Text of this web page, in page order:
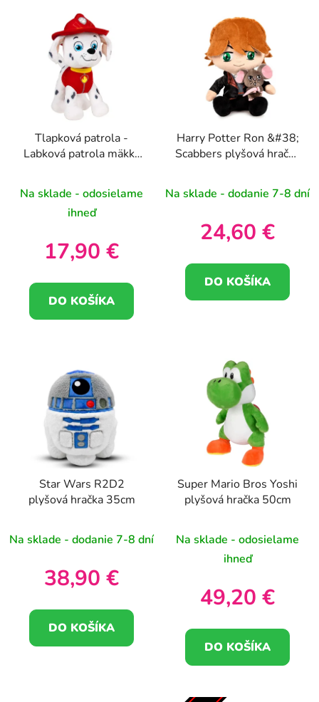
Tlapková patrola -
Labková patrola mäkká
28cm
Na sklade - odosielame
ihneď
17,90 €
DO KOŠÍKA
Harry Potter Ron &#38;
Scabbers plyšová hračka
Na sklade - dodanie 7-8 dní
24,60 €
DO KOŠÍKA
Star Wars R2D2
plyšová hračka 35cm
Na sklade - dodanie 7-8 dní
38,90 €
DO KOŠÍKA
Super Mario Bros Yoshi
plyšová hračka 50cm
Na sklade - odosielame
ihneď
49,20 €
DO KOŠÍKA